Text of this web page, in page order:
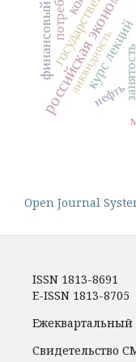
российская экономика
курс лекций
ликвидность
нефть
Open Journal
ISSN 1813-8691
E-ISSN 1813-8705
Свидетельство